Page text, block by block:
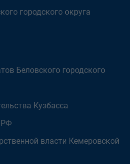
городского округа
Беловского городского
Кузбасса
РФ
власти Кемеровской